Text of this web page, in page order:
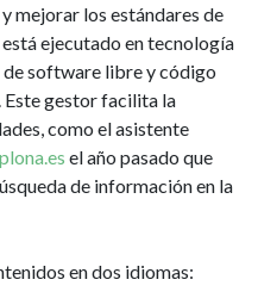
mejorar los estándares de
ejecutado en tecnología
software libre y código
gestor facilita la
como el asistente
el año pasado que
de información en la
en dos idiomas: